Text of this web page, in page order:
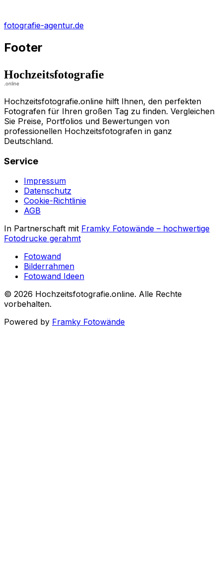
fotografie-agentur.de
Footer
Hochzeitsfotografie.online hilft Ihnen, den perfekten
Fotografen für Ihren großen Tag zu finden. Vergleichen
Sie Preise, Portfolios und Bewertungen von
professionellen Hochzeitsfotografen in ganz
Deutschland.
Service
Impressum
Datenschutz
Cookie-Richtlinie
AGB
In Partnerschaft mit Framky Fotowände – hochwertige
Fotodrucke gerahmt
Fotowand
Bilderrahmen
Fotowand Ideen
© 2026 Hochzeitsfotografie.online. Alle Rechte
vorbehalten.
Powered by Framky Fotowände